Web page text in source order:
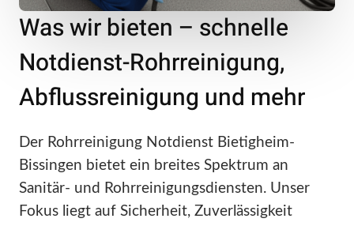
Was wir bieten – schnelle
Notdienst-Rohrreinigung,
Abflussreinigung und mehr
Der Rohrreinigung Notdienst Bietigheim-
Bissingen bietet ein breites Spektrum an
Sanitär- und Rohrreinigungsdiensten. Unser
Fokus liegt auf Sicherheit, Zuverlässigkeit